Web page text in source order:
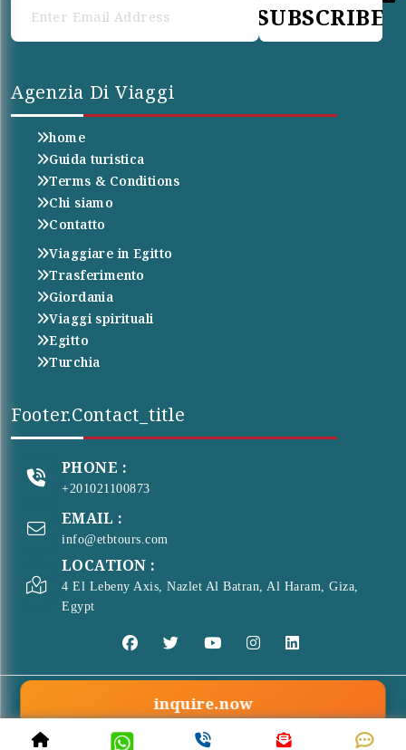
SUBSCRIBE
Agenzia Di Viaggi
home
Guida turistica
Terms & Conditions
Chi siamo
Contatto
Viaggiare in Egitto
Trasferimento
Giordania
Viaggi spirituali
Egitto
Turchia
Footer.contact_title
PHONE :
+201021100873
EMAIL :
info@etbtours.com
LOCATION :
4 El Lebeny Axis, Nazlet Al Batran, Al Haram, Giza,
Egypt
inquire.now